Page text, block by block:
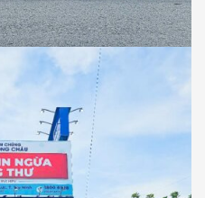
Trình Nhà Thuốc
Tỉnh Lâm Đồng